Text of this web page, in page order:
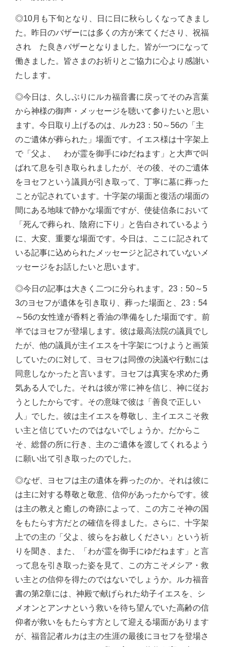
◎10月も下旬となり、日に日に秋らしくなってきまし
た。昨日のバザーには多くの方が来てくださり、祝福
され た良きバザーとなりました。皆が一つになって
働きました。皆さまのお祈りとご協力に心より感謝い
たします。
◎今日は、久しぶりにルカ福音書に戻ってそのみ言葉
から神様の御声・メッセージを聴いて参りたいと思い
ます。今日取り上げるのは、ルカ23：50～56の「主
のご遺体が葬られた」場面です。イエス様は十字架上
で「父よ、 わが霊を御手にゆだねます」と大声で叫
ばれて息を引き取られましたが、その後、そのご遺体
をヨセフという議員が引き取って、丁寧に墓に葬った
ことが記されています。十字架の場面と復活の場面の
間にある地味で静かな場面ですが、使徒信条において
「死んで葬られ、陰府に下り」と告白されているよう
に、大変、重要な場面です。今日は、ここに記されて
いる記事に込められたメッセージと記されていないメ
ッセージをお話したいと思います。
◎今日の記事は大きく二つに分られます。23：50～5
3のヨセフが遺体を引き取り、葬った場面と、23：54
～56の女性達が香料と香油の準備をした場面です。前
半ではヨセフが登場します。彼は最高法院の議員でし
たが、他の議員が主イエスを十字架につけようと画策
していたのに対して、ヨセフは同僚の決議や行動には
同意しなかったと言います。ヨセフは真実を求めた勇
気ある人でした。それは彼が常に神を信じ、神に従お
うとしたからです。その意味で彼は「善良で正しい
人」でした。彼は主イエスを尊敬し、主イエスこそ救
い主と信じていたのではないでしょうか。だからこ
そ、総督の所に行き、主のご遺体を渡してくれるよう
に願い出て引き取ったのでした。
◎なぜ、ヨセフは主の遺体を葬ったのか。それは彼に
は主に対する尊敬と敬意、信仰があったからです。彼
は主の教えと癒しの奇跡によって、この方こそ神の国
をもたらす方だとの確信を得ました。さらに、十字架
上での主の「父よ、彼らをお赦しください」という祈
りを聞き、また、「わが霊を御手にゆだねます」と言
って息を引き取った姿を見て、この方こそメシア・救
い主との信仰を得たのではないでしょうか。ルカ福音
書の第2章には、神殿で献げられた幼子イエスを、シ
メオンとアンナという救いを待ち望んでいた高齢の信
仰者が救いをもたらす方として迎える場面があります
が、福音記者ルカは主の生涯の最後にヨセフを登場さ